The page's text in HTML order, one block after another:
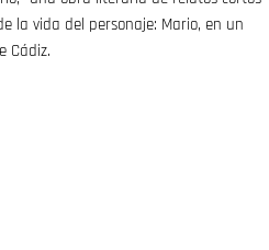
la vida del personaje: Mario, en un
Cádiz.